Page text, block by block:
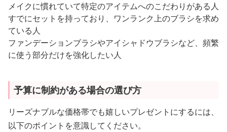
メイクに慣れていて特定のアイテムへのこだわりがある人
すでにセットを持っており、ワンランク上のブラシを求め
ている人
ファンデーションブラシやアイシャドウブラシなど、頻繁
に使う部分だけを強化したい人
予算に制約がある場合の選び方
リーズナブルな価格帯でも嬉しいプレゼントにするには、
以下のポイントを意識してください。